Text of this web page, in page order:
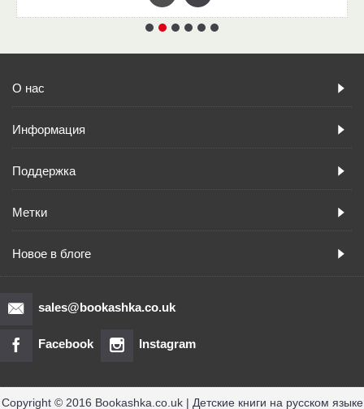
О нас
Информация
Поддержка
Метки
Новое в блоге
sales@bookashka.co.uk
Facebook Instagram
Copyright © 2016 Bookashka.co.uk | Детские книги на русском языке